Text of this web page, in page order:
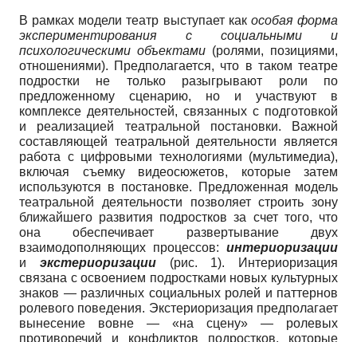
В рамках модели театр выступает как особая форма
экспериментирования с социальными и
психологическими объектами (ролями, позициями,
отношениями). Предполагается, что в таком театре
подростки не только разыгрывают роли по
предложенному сценарию, но и участвуют в
комплексе деятельностей, связанных с подготовкой
и реализацией театральной постановки. Важной
составляющей театральной деятельности является
работа с цифровыми технологиями (мультимедиа),
включая съемку видеосюжетов, которые затем
используются в постановке. Предложенная модель
театральной деятельности позволяет строить зону
ближайшего развития подростков за счет того, что
она обеспечивает развертывание двух
взаимодополняющих процессов: интериоризации
и экстериоризации (рис. 1). Интериоризация
связана с освоением подростками новых культурных
знаков — различных социальных ролей и паттернов
ролевого поведения. Экстериоризация предполагает
вынесение вовне — «на сцену» — ролевых
противоречий и конфликтов подростков, которые